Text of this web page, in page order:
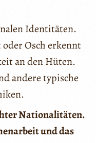
Identitäten.
Osch erkennt
an den Hüten.
andere typische
Nationalitäten.
und das